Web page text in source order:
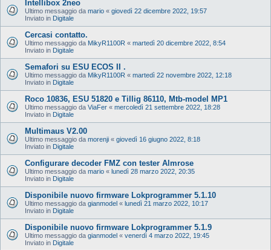
Intellibox 2neo
Ultimo messaggio da mario « giovedì 22 dicembre 2022, 19:57
Inviato in Digitale
Cercasi contatto.
Ultimo messaggio da MikyR1100R « martedì 20 dicembre 2022, 8:54
Inviato in Digitale
Semafori su ESU ECOS II .
Ultimo messaggio da MikyR1100R « martedì 22 novembre 2022, 12:18
Inviato in Digitale
Roco 10836, ESU 51820 e Tillig 86110, Mtb-model MP1
Ultimo messaggio da ViaFer « mercoledì 21 settembre 2022, 18:28
Inviato in Digitale
Multimaus V2.00
Ultimo messaggio da morenji « giovedì 16 giugno 2022, 8:18
Inviato in Digitale
Configurare decoder FMZ con tester Almrose
Ultimo messaggio da mario « lunedì 28 marzo 2022, 20:35
Inviato in Digitale
Disponibile nuovo firmware Lokprogrammer 5.1.10
Ultimo messaggio da gianmodel « lunedì 21 marzo 2022, 10:17
Inviato in Digitale
Disponibile nuovo firmware Lokprogrammer 5.1.9
Ultimo messaggio da gianmodel « venerdì 4 marzo 2022, 19:45
Inviato in Digitale